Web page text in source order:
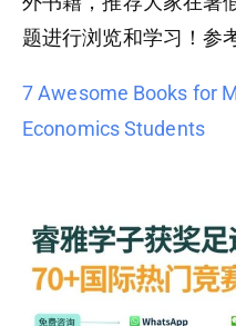
题进行浏览和学习！参
7 Awesome Books for
Economics Students